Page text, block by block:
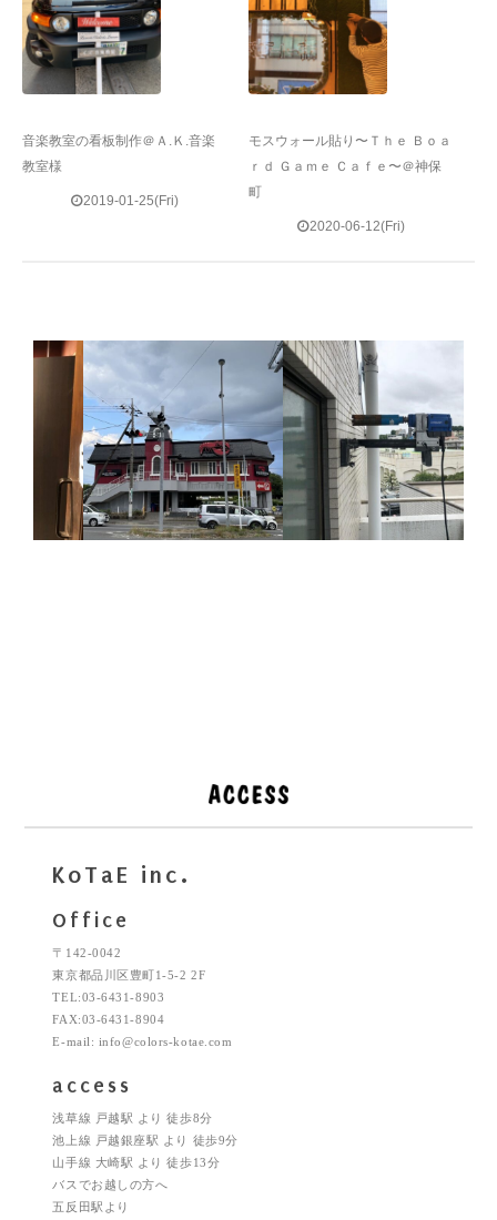
音楽教室の看板制作＠Ａ.Ｋ.音楽
教室様
2019-01-25(Fri)
モスウォール貼り〜Ｔｈｅ Ｂｏａ
ｒｄ Ｇａｍｅ Ｃａｆｅ〜＠神保
町
2020-06-12(Fri)
KoTaE inc.
Office
〒142-0042
東京都品川区豊町1-5-2 2F
TEL:03-6431-8903
FAX:03-6431-8904
E-mail: info@colors-kotae.com
access
浅草線 戸越駅 より 徒歩8分
池上線 戸越銀座駅 より 徒歩9分
山手線 大崎駅 より 徒歩13分
バスでお越しの方へ
五反田駅より